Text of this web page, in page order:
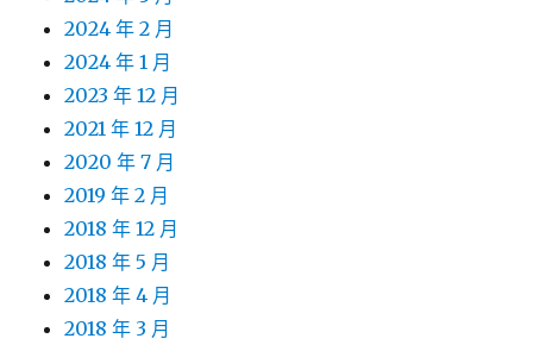
2024 年 2 月
2024 年 1 月
2023 年 12 月
2021 年 12 月
2020 年 7 月
2019 年 2 月
2018 年 12 月
2018 年 5 月
2018 年 4 月
2018 年 3 月